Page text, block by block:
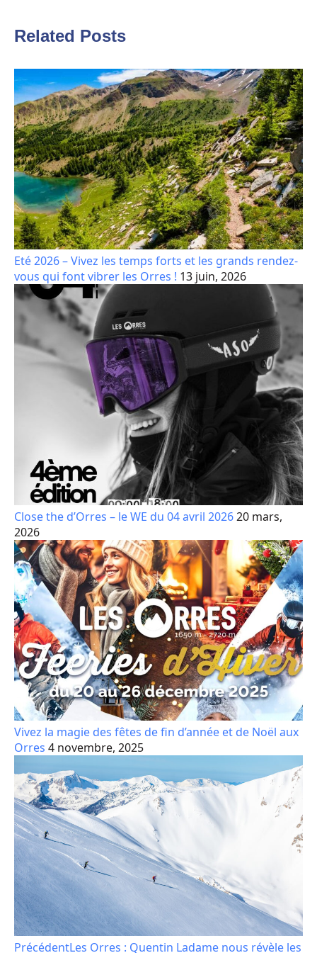
Related Posts
Eté 2026 – Vivez les temps forts et les grands rendez-
vous qui font vibrer les Orres ! 13 juin, 2026
Close the d’Orres – le WE du 04 avril 202620 mars,
2026
Vivez la magie des fêtes de fin d’année et de Noël aux
Orres 4 novembre, 2025
PrécédentLes Orres : Quentin Ladame nous révèle les